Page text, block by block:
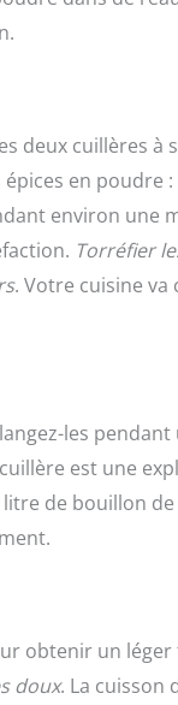
cuillères à
en poudre
environ une
Torréfier
. Votre cuisine
les
est une
de bouillon
obtenir un
doux. La cuisson